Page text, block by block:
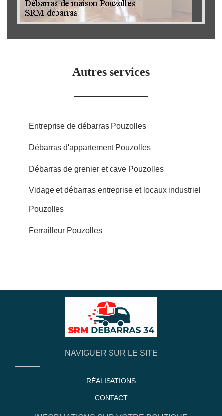
Autres services
Entreprise de débarras Pouzolles
Débarras d'appartement Pouzolles
Débarras de grenier et cave Pouzolles
Vidage et débarras entreprise et locaux industriel
Pouzolles
Ferrailleur Pouzolles
NAVIGUER SUR LE SITE
RÉALISATIONS
CONTACT